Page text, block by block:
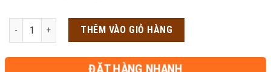
là:
3,600,000₫.
tại
là:
3,300,000₫.
Tủ sắt tư trang 20 ngăn TT.20 số lượng
THÊM VÀO GIỎ HÀNG
ĐẶT HÀNG NHANH